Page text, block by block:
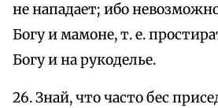
не нападает; ибо
Богу и мамоне, т. е.
Богу и на рукоделье.
26. Знай, что часто бес